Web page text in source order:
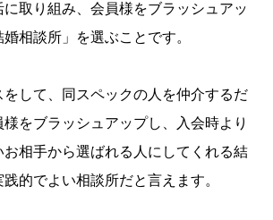
に取り組み、会員様をブラッシュアッ
相談所」を選ぶことです。
して、同スペックの人を仲介するだ
をブラッシュアップし、入会時より
お相手から選ばれる人にしてくれる結
的でよい相談所だと言えます。